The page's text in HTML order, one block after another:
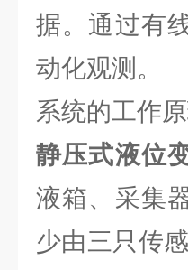
据。通过有
动化观测。
系统的工作原
静压式液位
液箱、采集
少由三只传